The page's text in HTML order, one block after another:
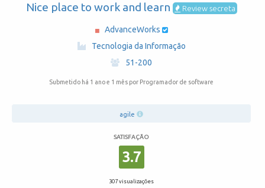
Nice place to work and learn Review secreta
AdvanceWorks
Tecnologia da Informação
·
51-200
Submetido há 1 ano e 1 mês por Programador de software
agile
SATISFAÇÃO
3.7
307 visualizações